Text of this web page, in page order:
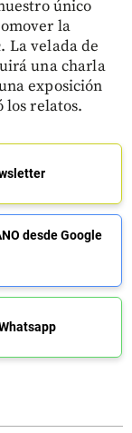
único
la
. La velada de
una charla
exposición
los relatos.
desde Google